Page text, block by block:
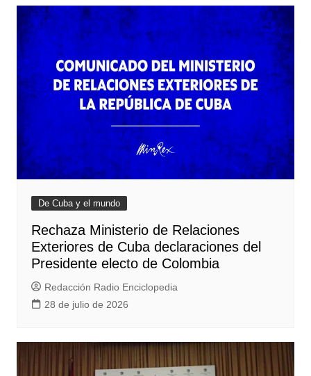
De Cuba y el mundo
Rechaza Ministerio de Relaciones
Exteriores de Cuba declaraciones del
Presidente electo de Colombia
Redacción Radio Enciclopedia
28 de julio de 2026